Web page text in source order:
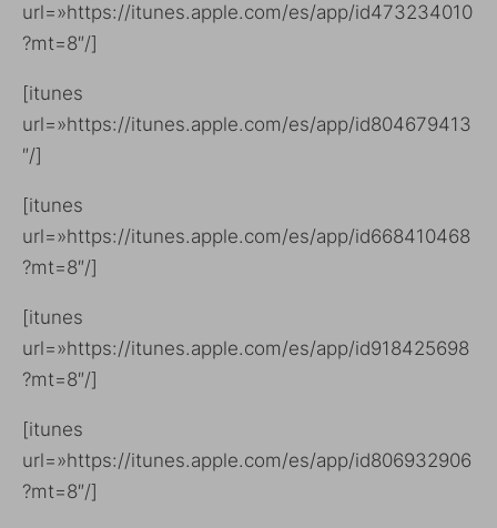
url=»https://itunes.apple.com/es/app/id473234010
?mt=8″/]
[itunes
url=»https://itunes.apple.com/es/app/id804679413
″/]
[itunes
url=»https://itunes.apple.com/es/app/id668410468
?mt=8″/]
[itunes
url=»https://itunes.apple.com/es/app/id918425698
?mt=8″/]
[itunes
url=»https://itunes.apple.com/es/app/id806932906
?mt=8″/]